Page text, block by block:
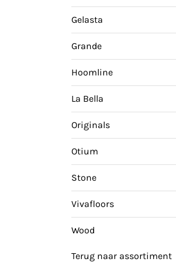
Gelasta
Grande
Hoomline
La Bella
Originals
Otium
Stone
Vivafloors
Wood
Terug naar assortiment